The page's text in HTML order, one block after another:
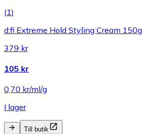
(1)
d:fi Extreme Hold Styling Cream 150g
379 kr
105 kr
0,70 kr/ml/g
I lager
Till butik